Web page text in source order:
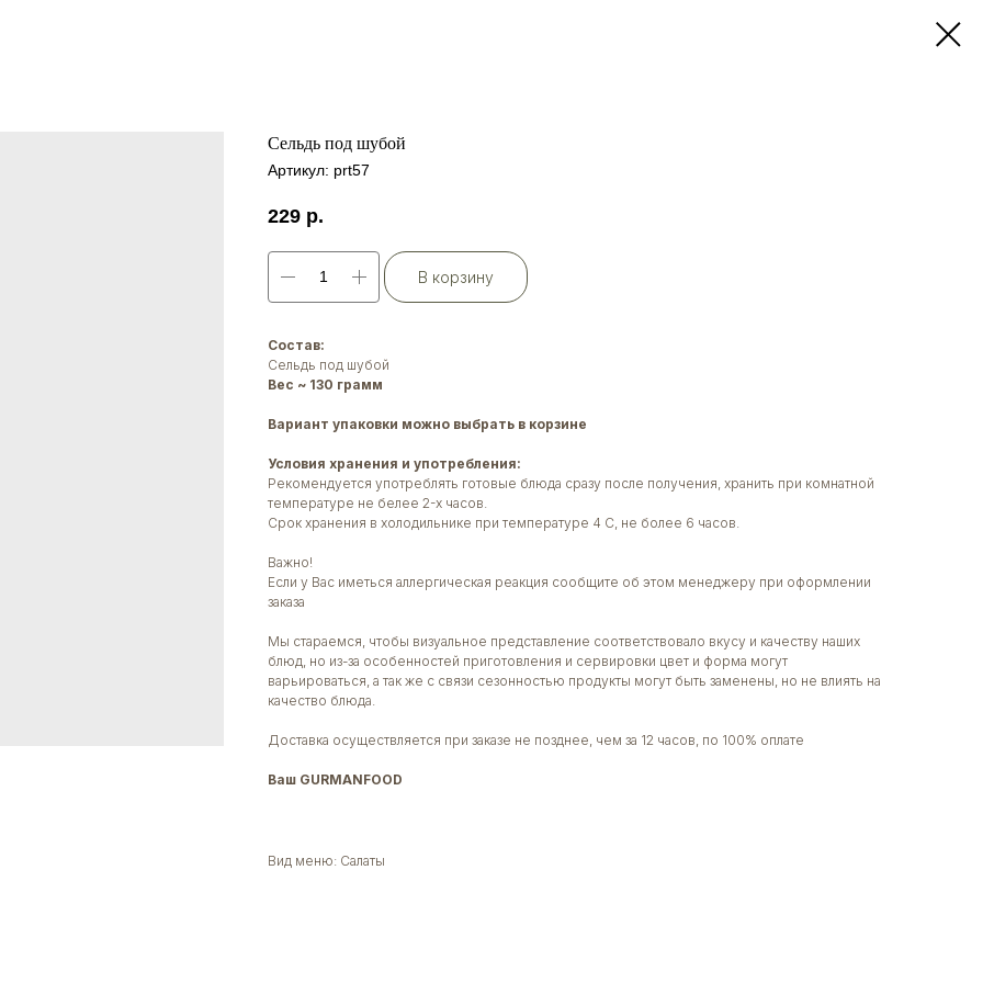
Сельдь под шубой
Артикул: prt57
229 р.
В корзину
Состав:
Сельдь под шубой
Вес ~ 130 грамм
Вариант упаковки можно выбрать в корзине
Условия хранения и употребления:
Рекомендуется употреблять готовые блюда сразу после получения, хранить при комнатной
температуре не белее 2-х часов.
Срок хранения в холодильнике при температуре 4 С, не более 6 часов.
Важно!
Если у Вас иметься аллергическая реакция сообщите об этом менеджеру при оформлении
заказа
Мы стараемся, чтобы визуальное представление соответствовало вкусу и качеству наших
блюд, но из-за особенностей приготовления и сервировки цвет и форма могут
варьироваться, а так же с связи сезонностью продукты могут быть заменены, но не влиять на
качество блюда.
Доставка осуществляется при заказе не позднее, чем за 12 часов, по 100% оплате
Ваш GURMANFOOD
Вид меню: Салаты